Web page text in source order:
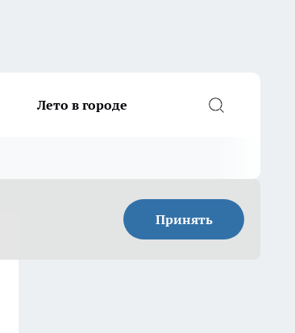
Лето в городе
Принять